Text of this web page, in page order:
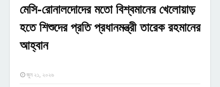
মেসি-রোনালদোদের মতো বিশ্বমানের খেলোয়াড়
হতে শিশুদের প্রতি প্রধানমন্ত্রী তারেক রহমানের
আহ্বান
জুন ২১, ২০২৬